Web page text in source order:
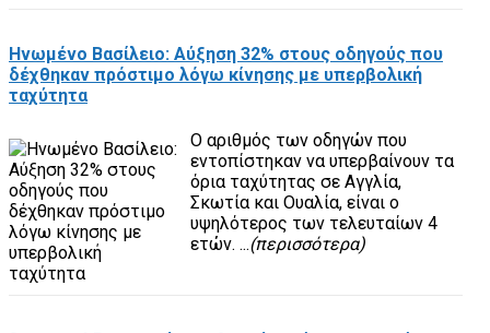
Ηνωμένο Βασίλειο: Αύξηση 32% στους οδηγούς που
δέχθηκαν πρόστιμο λόγω κίνησης με υπερβολική
ταχύτητα
Ο αριθμός των οδηγών που
εντοπίστηκαν να υπερβαίνουν τα
όρια ταχύτητας σε Αγγλία,
Σκωτία και Ουαλία, είναι ο
υψηλότερος των τελευταίων 4
ετών. ...(περισσότερα)